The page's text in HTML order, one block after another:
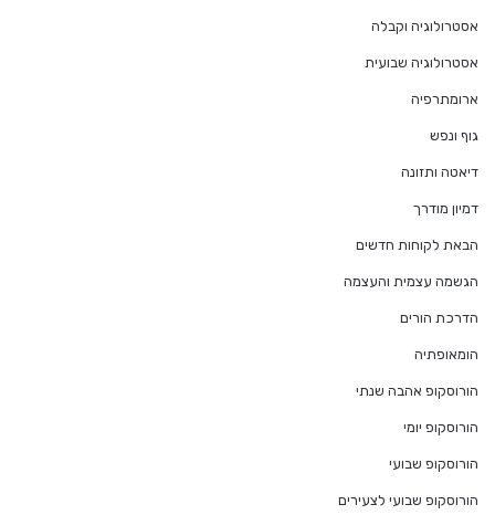
אסטרולוגיה וקבלה
אסטרולוגיה שבועית
ארומתרפיה
גוף ונפש
דיאטה ותזונה
דמיון מודרך
הבאת לקוחות חדשים
הגשמה עצמית והעצמה
הדרכת הורים
הומאופתיה
הורוסקופ אהבה שנתי
הורוסקופ יומי
הורוסקופ שבועי
הורוסקופ שבועי לצעירים